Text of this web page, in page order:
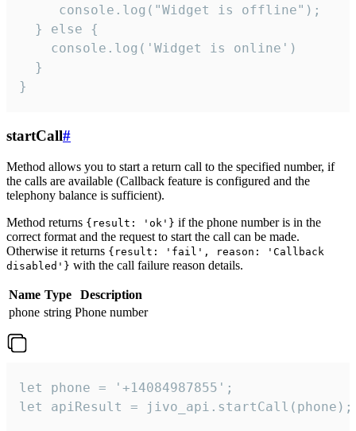
     console.log("Widget is offline");
  } else {
    console.log('Widget is online')
  }
}
startCall#
Method allows you to start a return call to the specified number, if
the calls are available (Callback feature is configured and the
telephony balance is sufficient).
Method returns {result: 'ok'} if the phone number is in the
correct format and the request to start the call can be made.
Otherwise it returns {result: 'fail', reason: 'Callback
disabled'} with the call failure reason details.
Name Type
Description
phone string Phone number
let phone = '+14084987855';
let apiResult = jivo_api.startCall(phone);